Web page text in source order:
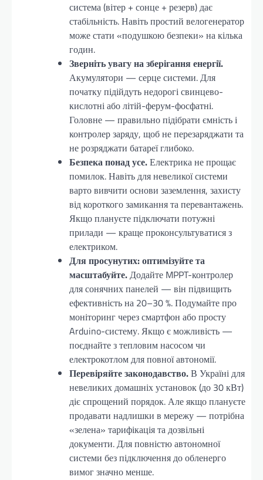
система (вітер + сонце + резерв) дає
стабільність. Навіть простий велогенератор
може стати «подушкою безпеки» на кілька
годин.
Зверніть увагу на зберігання енергії.
Акумулятори — серце системи. Для
початку підійдуть недорогі свинцево-
кислотні або літій-ферум-фосфатні.
Головне — правильно підібрати ємність і
контролер заряду, щоб не перезаряджати та
не розряджати батареї глибоко.
Безпека понад усе.Електрика не прощає
помилок. Навіть для невеликої системи
варто вивчити основи заземлення, захисту
від короткого замикання та перевантажень.
Якщо плануєте підключати потужні
прилади — краще проконсультуватися з
електриком.
Для просунутих: оптимізуйте та
масштабуйте.Додайте MPPT-контролер
для сонячних панелей — він підвищить
ефективність на 20–30 %. Подумайте про
моніторинг через смартфон або просту
Arduino-систему. Якщо є можливість —
поєднайте з тепловим насосом чи
електрокотлом для повної автономії.
Перевіряйте законодавство.В Україні для
невеликих домашніх установок (до 30 кВт)
діє спрощений порядок. Але якщо плануєте
продавати надлишки в мережу — потрібна
«зелена» тарифікація та дозвільні
документи. Для повністю автономної
системи без підключення до обленерго
вимог значно менше.